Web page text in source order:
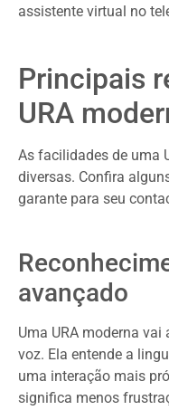
assistente virtual no
Principais
URA
As facilidades de uma
diversas. Confira
garante para seu
avançado
Uma URA moderna
voz. Ela entende a
uma interação mais
significa menos